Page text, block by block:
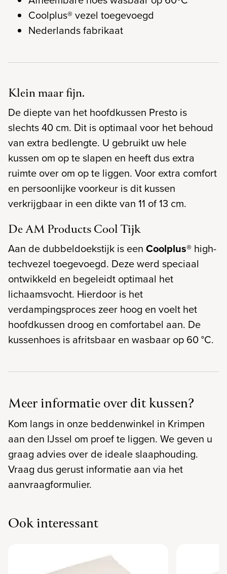
Coolplus® vezel toegevoegd
Nederlands fabrikaat
Klein maar fijn.
De diepte van het hoofdkussen Presto is
slechts 40 cm. Dit is optimaal voor het behoud
van extra bedlengte. U gebruikt uw hele
kussen om op te slapen en heeft dus extra
ruimte over om op te liggen. Voor extra comfort
en persoonlijke voorkeur is dit kussen
verkrijgbaar in een dikte van 11 of 13 cm.
De AM Products Cool Tijk
Aan de dubbeldoekstijk is een Coolplus® high-
techvezel toegevoegd. Deze werd speciaal
ontwikkeld en begeleidt optimaal het
lichaamsvocht. Hierdoor is het
verdampingsproces zeer hoog en voelt het
hoofdkussen droog en comfortabel aan. De
kussenhoes is afritsbaar en wasbaar op 60 °C.
Meer informatie over dit kussen?
Kom langs in onze beddenwinkel in Krimpen
aan den IJssel om proef te liggen. We geven u
graag advies over de ideale slaaphouding.
Vraag dus gerust informatie aan via het
aanvraagformulier.
Ook interessant